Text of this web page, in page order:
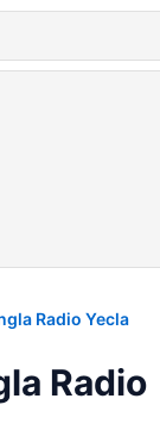
Radio Yecla
Radio